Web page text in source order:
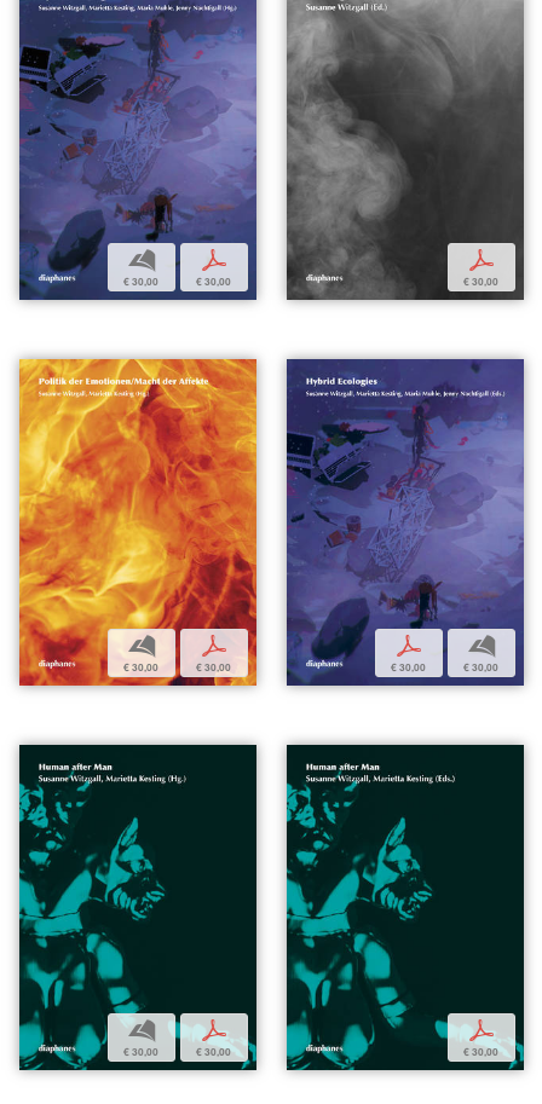
b
€ 30,00
p
€ 30,00
p
€ 30,00
b
€ 30,00
p
€ 30,00
p
€ 30,00
b
€ 30,00
b
€ 30,00
p
€ 30,00
p
€ 30,00